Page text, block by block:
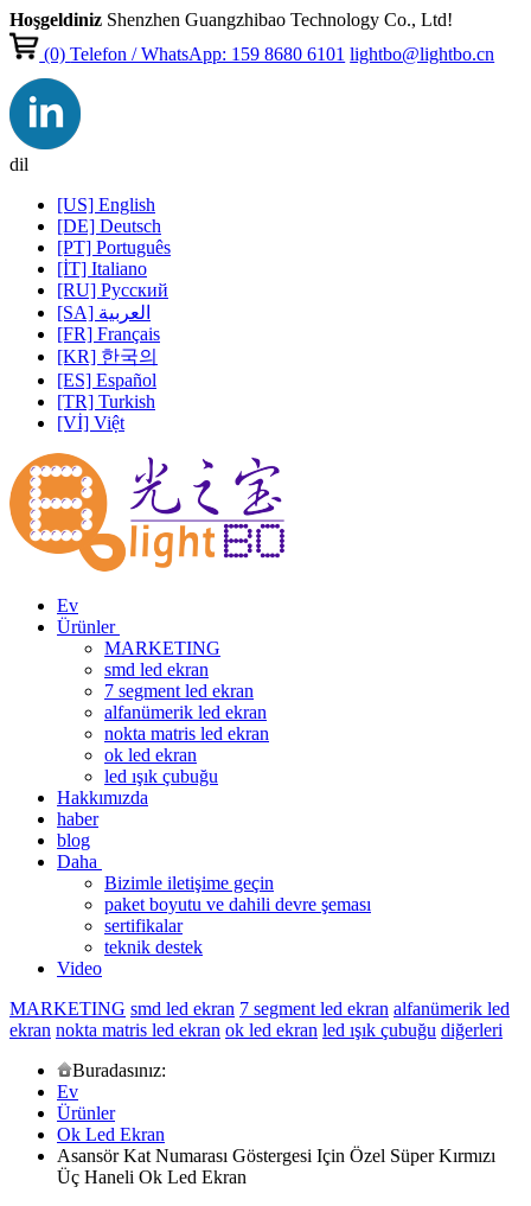
Hoşgeldiniz Shenzhen Guangzhibao Technology Co., Ltd!
(0)Telefon / WhatsApp: 159 8680 6101 lightbo@lightbo.cn
dil
[US] English
[DE] Deutsch
[PT] Português
[İT] Italiano
[RU] Pусский
[SA] العربية
[FR] Français
[KR] 한국의
[ES] Español
[TR] Turkish
[Vİ] Việt
Ev
Ürünler
MARKETING
smd led ekran
7 segment led ekran
alfanümerik led ekran
nokta matris led ekran
ok led ekran
led ışık çubuğu
Hakkımızda
haber
blog
Daha
Bizimle iletişime geçin
paket boyutu ve dahili devre şeması
sertifikalar
teknik destek
Video
MARKETING smd led ekran 7 segment led ekran alfanümerik led
ekran nokta matris led ekran ok led ekran led ışık çubuğu diğerleri
Buradasınız:
Ev
Ürünler
Ok Led Ekran
Asansör Kat Numarası Göstergesi Için Özel Süper Kırmızı
Üç Haneli Ok Led Ekran